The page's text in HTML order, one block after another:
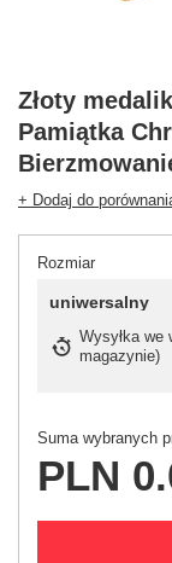
Złoty
Pamiątka
+ Dodaj do
Rozmiar
uniwersalny
Wysyłka we
magazynie)
Suma wybranych
PLN